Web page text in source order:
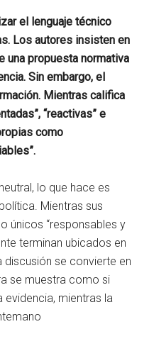
el lenguaje técnico
Los autores insisten en
una propuesta normativa
Sin embargo, el
Mientras califica
“reactivas” e
como
lo que hace es
Mientras sus
únicos “responsables y
terminan ubicados en
discusión se convierte en
se muestra como si
evidencia, mientras la